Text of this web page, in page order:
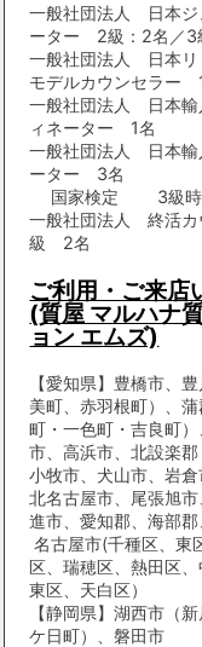
一般社団法人 日本ジ
ーター 2級：2名／3
一般社団法人 日本リ
モデルカウンセラー
一般社団法人 日本
ィネーター 1名
一般社団法人 日本
ーター 3名
国家検定 3級時
一般社団法人 終活カ
級 2名
ご利用・ご来店
(質屋 マルハナ
ョン エムズ)
【愛知県】豊橋市、
美町、赤羽根町）、
町・一色町・吉良町
市、高浜市、北設楽
小牧市、犬山市、岩
北名古屋市、尾張旭
進市、愛知郡、海部
名古屋市(千種区、東
区、瑞穂区、熱田区
東区、天白区）
【静岡県】湖西市（
ケ日町）、磐田市